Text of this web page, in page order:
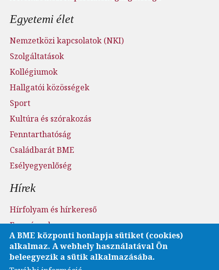
Egyetemi élet
Nemzetközi kapcsolatok (NKI)
Szolgáltatások
Kollégiumok
Hallgatói közösségek
Sport
Kultúra és szórakozás
Fenntarthatóság
Családbarát BME
Esélyegyenlőség
Hírek
Hírfolyam és hírkereső
Események
Sajtószoba - sajtófigyelés
Karrier és pályázatok
A BME központi honlapja sütiket (cookies)
alkalmaz. A webhely használatával Ön
beleegyezik a sütik alkalmazásába.